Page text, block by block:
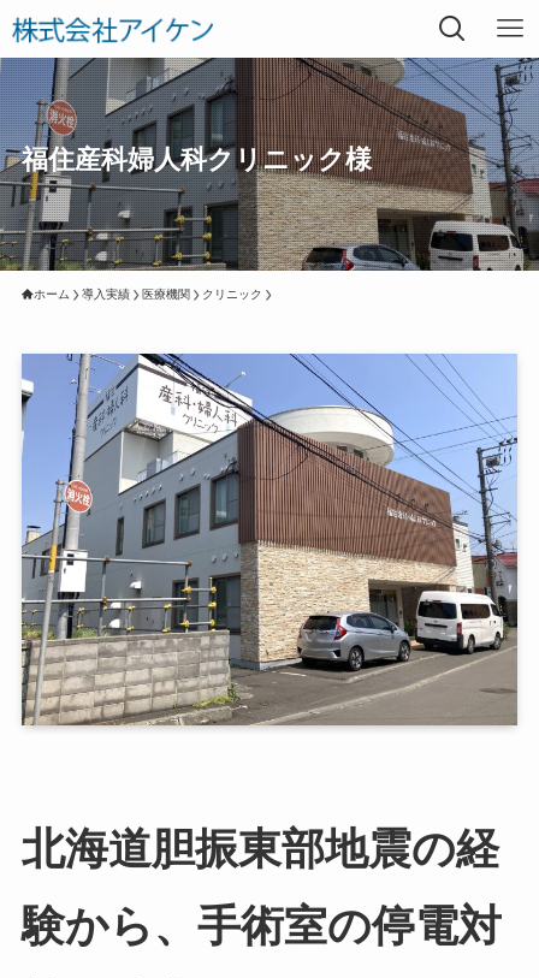
福住産科婦人科クリニック様
ホーム 導入実績 医療機関 クリニック
北海道胆振東部地震の経
験から、手術室の停電対